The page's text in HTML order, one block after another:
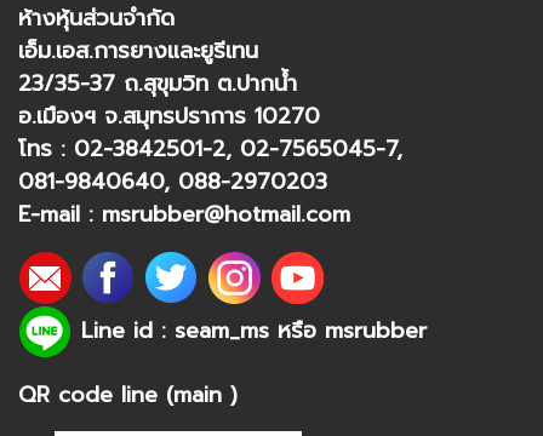
ห้างหุ้นส่วนจำกัด
เอ็ม.เอส.การยางและยูรีเทน
23/35-37 ถ.สุขุมวิท ต.ปากน้ำ
อ.เมืองฯ จ.สมุทรปราการ 10270
โทร : 02-3842501-2, 02-7565045-7,
081-9840640, 088-2970203
E-mail : msrubber@hotmail.com
Line id : seam_ms หรือ msrubber
QR code line (main )